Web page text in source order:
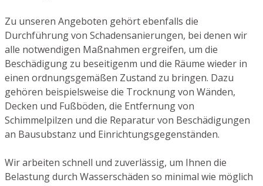
Zu unseren Angeboten gehört ebenfalls die
Durchführung von Schadensanierungen, bei denen wir
alle notwendigen Maßnahmen ergreifen, um die
Beschädigung zu beseitigenm und die Räume wieder in
einen ordnungsgemäßen Zustand zu bringen. Dazu
gehören beispielsweise die Trocknung von Wänden,
Decken und Fußböden, die Entfernung von
Schimmelpilzen und die Reparatur von Beschädigungen
an Bausubstanz und Einrichtungsgegenständen.
Wir arbeiten schnell und zuverlässig, um Ihnen die
Belastung durch Wasserschäden so minimal wie möglich